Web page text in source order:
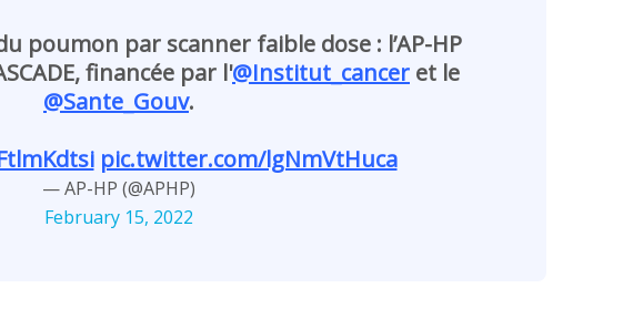
poumon par scanner faible dose : l’AP-HP
financée par l'@Institut_cancer et le
@Sante_Gouv.
pic.twitter.com/lgNmVtHuca
— AP-HP (@APHP)
February 15, 2022